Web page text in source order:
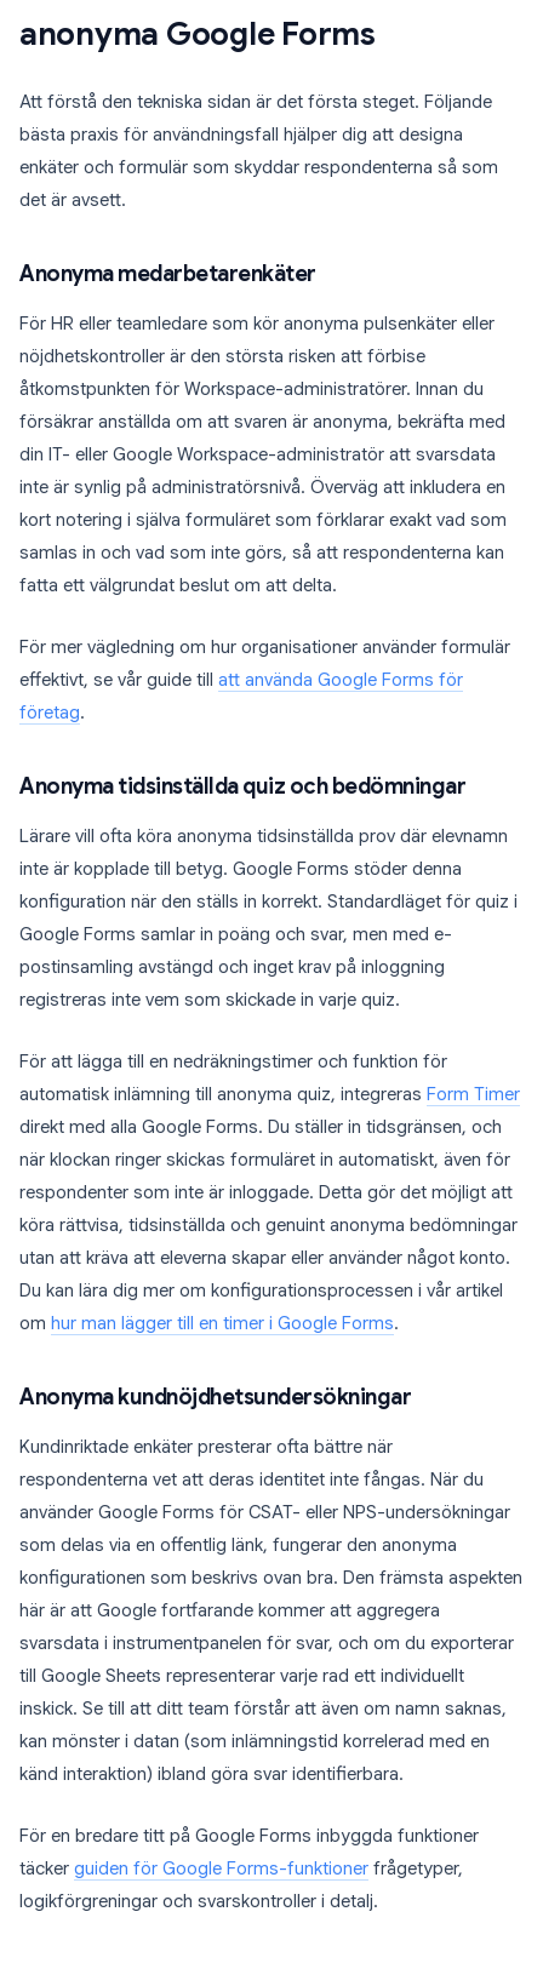
anonyma Google Forms
Att förstå den tekniska sidan är det första steget. Följande
bästa praxis för användningsfall hjälper dig att designa
enkäter och formulär som skyddar respondenterna så som
det är avsett.
Anonyma medarbetarenkäter
För HR eller teamledare som kör anonyma pulsenkäter eller
nöjdhetskontroller är den största risken att förbise
åtkomstpunkten för Workspace-administratörer. Innan du
försäkrar anställda om att svaren är anonyma, bekräfta med
din IT- eller Google Workspace-administratör att svarsdata
inte är synlig på administratörsnivå. Överväg att inkludera en
kort notering i själva formuläret som förklarar exakt vad som
samlas in och vad som inte görs, så att respondenterna kan
fatta ett välgrundat beslut om att delta.
För mer vägledning om hur organisationer använder formulär
effektivt, se vår guide till att använda Google Forms för
företag.
Anonyma tidsinställda quiz och bedömningar
Lärare vill ofta köra anonyma tidsinställda prov där elevnamn
inte är kopplade till betyg. Google Forms stöder denna
konfiguration när den ställs in korrekt. Standardläget för quiz i
Google Forms samlar in poäng och svar, men med e-
postinsamling avstängd och inget krav på inloggning
registreras inte vem som skickade in varje quiz.
För att lägga till en nedräkningstimer och funktion för
automatisk inlämning till anonyma quiz, integreras Form Timer
direkt med alla Google Forms. Du ställer in tidsgränsen, och
när klockan ringer skickas formuläret in automatiskt, även för
respondenter som inte är inloggade. Detta gör det möjligt att
köra rättvisa, tidsinställda och genuint anonyma bedömningar
utan att kräva att eleverna skapar eller använder något konto.
Du kan lära dig mer om konfigurationsprocessen i vår artikel
om hur man lägger till en timer i Google Forms.
Anonyma kundnöjdhetsundersökningar
Kundinriktade enkäter presterar ofta bättre när
respondenterna vet att deras identitet inte fångas. När du
använder Google Forms för CSAT- eller NPS-undersökningar
som delas via en offentlig länk, fungerar den anonyma
konfigurationen som beskrivs ovan bra. Den främsta aspekten
här är att Google fortfarande kommer att aggregera
svarsdata i instrumentpanelen för svar, och om du exporterar
till Google Sheets representerar varje rad ett individuellt
inskick. Se till att ditt team förstår att även om namn saknas,
kan mönster i datan (som inlämningstid korrelerad med en
känd interaktion) ibland göra svar identifierbara.
För en bredare titt på Google Forms inbyggda funktioner
täcker guiden för Google Forms-funktioner frågetyper,
logikförgreningar och svarskontroller i detalj.